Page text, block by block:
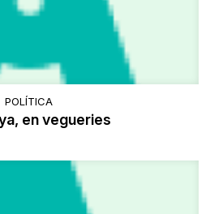
POLÍTICA
en vegueries